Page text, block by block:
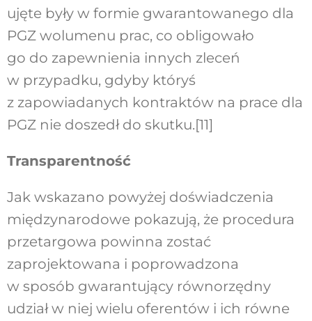
ujęte były w formie gwarantowanego dla
PGZ wolumenu prac, co obligowało
go do zapewnienia innych zleceń
w przypadku, gdyby któryś
z zapowiadanych kontraktów na prace dla
PGZ nie doszedł do skutku.[11]
Transparentność
Jak wskazano powyżej doświadczenia
międzynarodowe pokazują, że procedura
przetargowa powinna zostać
zaprojektowana i poprowadzona
w sposób gwarantujący równorzędny
udział w niej wielu oferentów i ich równe